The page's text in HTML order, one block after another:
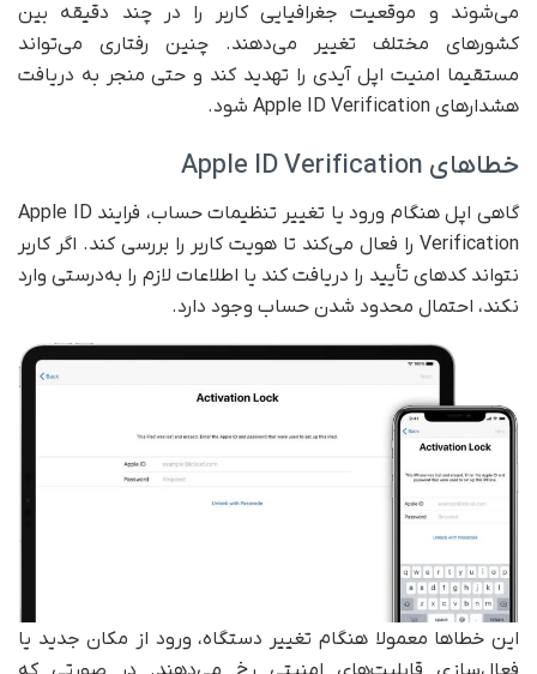
می‌شوند و موقعیت جغرافیایی کاربر را در چند دقیقه بین
کشورهای مختلف تغییر می‌دهند. چنین رفتاری می‌تواند
مستقیما امنیت اپل آیدی را تهدید کند و حتی منجر به دریافت
هشدارهای Apple ID Verification شود.
خطاهای Apple ID Verification
گاهی اپل هنگام ورود یا تغییر تنظیمات حساب، فرایند Apple ID
Verification را فعال می‌کند تا هویت کاربر را بررسی کند. اگر کاربر
نتواند کدهای تأیید را دریافت کند یا اطلاعات لازم را به‌درستی وارد
نکند، احتمال محدود شدن حساب وجود دارد.
این خطاها معمولا هنگام تغییر دستگاه، ورود از مکان جدید یا